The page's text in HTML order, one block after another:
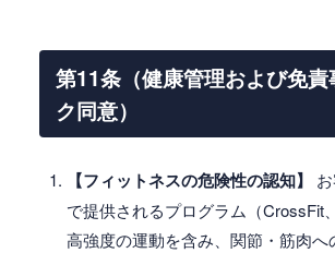
第11条（健康管理および免
ク同意）
【フィットネスの危険性の認知】
で提供されるプログラム（CrossFit
高強度の運動を含み、関節・筋肉へ